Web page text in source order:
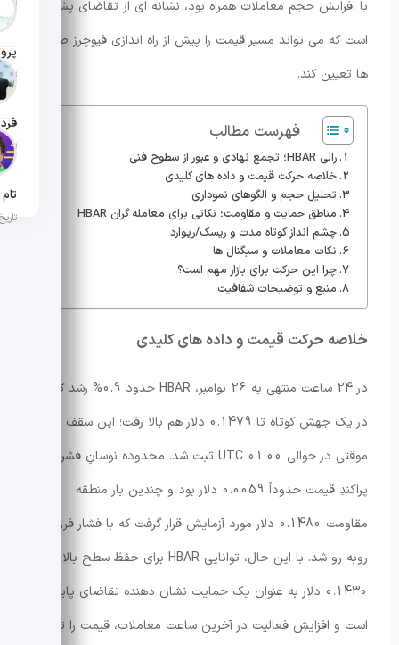
تاریخ
تاریخ
تاریخ
تاریخ
با افزایش حجم معاملات همراه بود، نشانه ای از تقاضای پشتیبان
است که می تواند مسیر قیمت را پیش از راه اندازی فیوچرز صرافی
ها تعیین کند.
فهرست مطالب
رالی HBAR؛ تجمع نهادی و عبور از سطوح فنی
خلاصه حرکت قیمت و داده های کلیدی
تحلیل حجم و الگوهای نموداری
مناطق حمایت و مقاومت؛ نکاتی برای معامله گران HBAR
چشم انداز کوتاه مدت و ریسک/ریوارد
نکات معاملات و سیگنال ها
چرا این حرکت برای بازار مهم است؟
منبع و توضیحات شفافیت
خلاصه حرکت قیمت و داده های کلیدی
در 24 ساعت منتهی به 26 نوامبر، HBAR حدود 0.9% رشد کرد و
در یک جهش کوتاه تا 0.1479 دلار هم بالا رفت؛ این سقف
موقتی در حوالی 01:00 UTC ثبت شد. محدوده نوسانِ فشرده اما
پراکندِ قیمت حدوداً 0.0059 دلار بود و چندین بار منطقه
مقاومت 0.1480 دلار مورد آزمایش قرار گرفت که با فشار فروش
روبه رو شد. با این حال، توانایی HBAR برای حفظ سطح بالای
0.1430 دلار به عنوان یک حمایت نشان دهنده تقاضای پایه ای
است و افزایش فعالیت در آخرین ساعت معاملات، قیمت را تا